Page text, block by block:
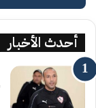
أحدث الأخبار